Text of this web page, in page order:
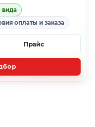
вида
оплаты и заказа
Прайс